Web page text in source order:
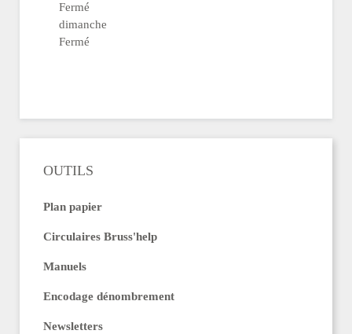
Fermé
dimanche
Fermé
OUTILS
Plan papier
Circulaires Bruss'help
Manuels
Encodage dénombrement
Newsletters